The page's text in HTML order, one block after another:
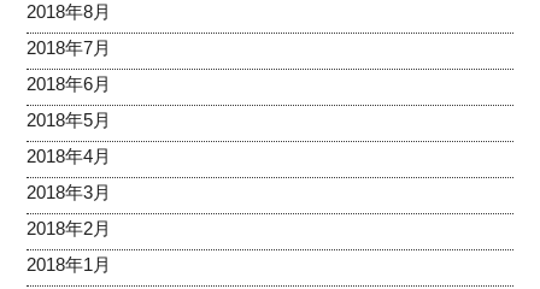
2018年8月
2018年7月
2018年6月
2018年5月
2018年4月
2018年3月
2018年2月
2018年1月